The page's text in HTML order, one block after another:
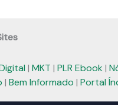
| MKT | PLR Ebook |
| Bem Informado | Portal